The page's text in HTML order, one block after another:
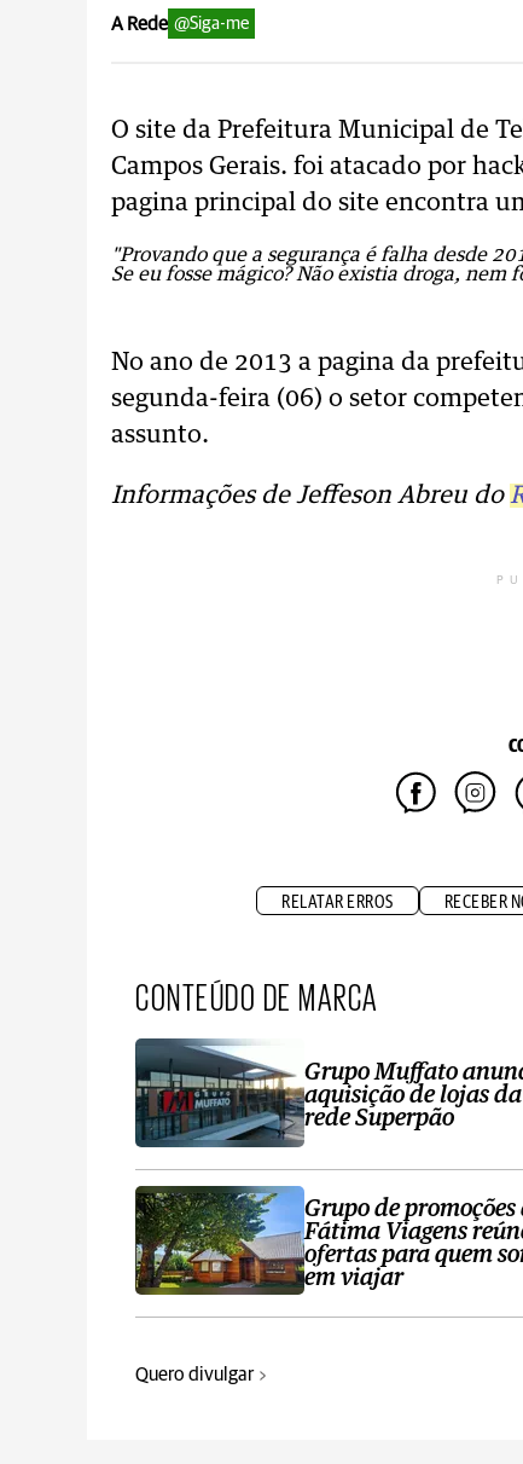
A Rede @Siga-me
O site da Prefeitura Municipal de
Campos Gerais. foi atacado por
pagina principal do site encontra
"Provando que a segurança é falha desde
Se eu fosse mágico? Não existia droga, nem
No ano de 2013 a pagina da
segunda-feira (06) o setor
assunto.
Informações de Jeffeson Abreu do
RELATAR ERROS RECEBER
CONTEÚDO DE MARCA
Grupo Muffato
aquisição de lojas da
rede Superpão
Grupo de promoções
Fátima Viagens
ofertas para quem
em viajar
Quero divulgar